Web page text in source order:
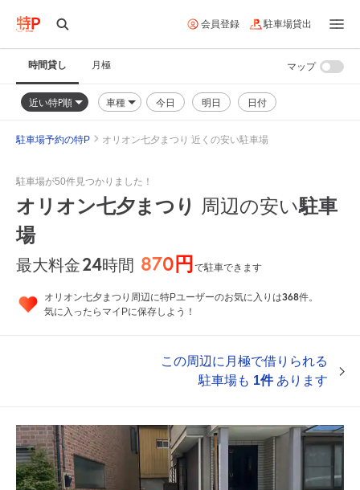
会員登録 駐車場貸出
時間貸し 月極
近い特P順 車種 今日 明日 日付
マップ
駐車場予約の特P オリオン七夕まつり 近くの安い駐車場
駐車場が50件見つかりました！
オリオン七夕まつり 周辺の安い駐車
場
最大料金24時間 870円で駐車できます
オリオン七夕まつり周辺に特Pユーザーのお気に入りは368件。
気に入ったらマイPに保存しよう！
この周辺に月極で借りられる
駐車場も 1件あります